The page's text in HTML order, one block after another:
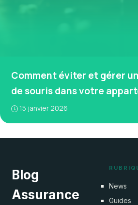
Comment éviter et gérer
de souris dans votre
15 janvier 2026
Blog
Assurance
News
Guides